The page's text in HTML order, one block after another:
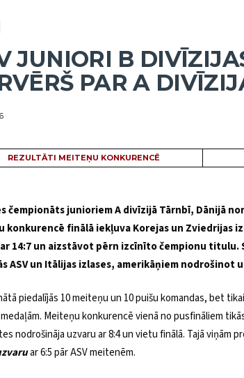
JUNIORI B
PAR A
REZULTĀTI MEITEŅU KONKURENCĒ
čempionāts junioriem A divīzijā Tārnbī, Dānijā
konkurencē finālā iekļuva Korejas un Zviedrijas
14:7 un aizstāvot pērn izcīnīto čempionu
ASV un Itālijas izlases, amerikāņiem nodrošinot
piedalījās 10 meiteņu un 10 puišu komandas, bet
Meiteņu konkurencē vienā no pusfināliem
nodrošināja uzvaru ar 8:4 un vietu finālā. Tajā viņām
ar 6:5 pār ASV meitenēm.